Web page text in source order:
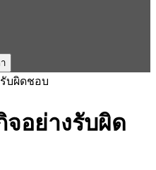
บผิดชอบ
อย่างรับผิด